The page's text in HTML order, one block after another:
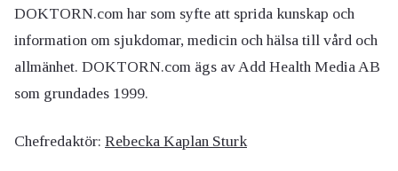
DOKTORN.com har som syfte att sprida kunskap och
information om sjukdomar, medicin och hälsa till vård och
allmänhet. DOKTORN.com ägs av Add Health Media AB
som grundades 1999.
Chefredaktör: Rebecka Kaplan Sturk